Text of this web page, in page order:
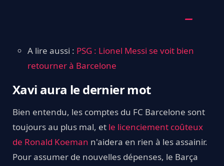
A lire aussi : PSG : Lionel Messi se voit bien
retourner à Barcelone
Xavi aura le dernier mot
Bien entendu, les comptes du FC Barcelone sont
toujours au plus mal, et le licenciement coûteux
de Ronald Koeman n'aidera en rien à les assainir.
Pour assumer de nouvelles dépenses, le Barça